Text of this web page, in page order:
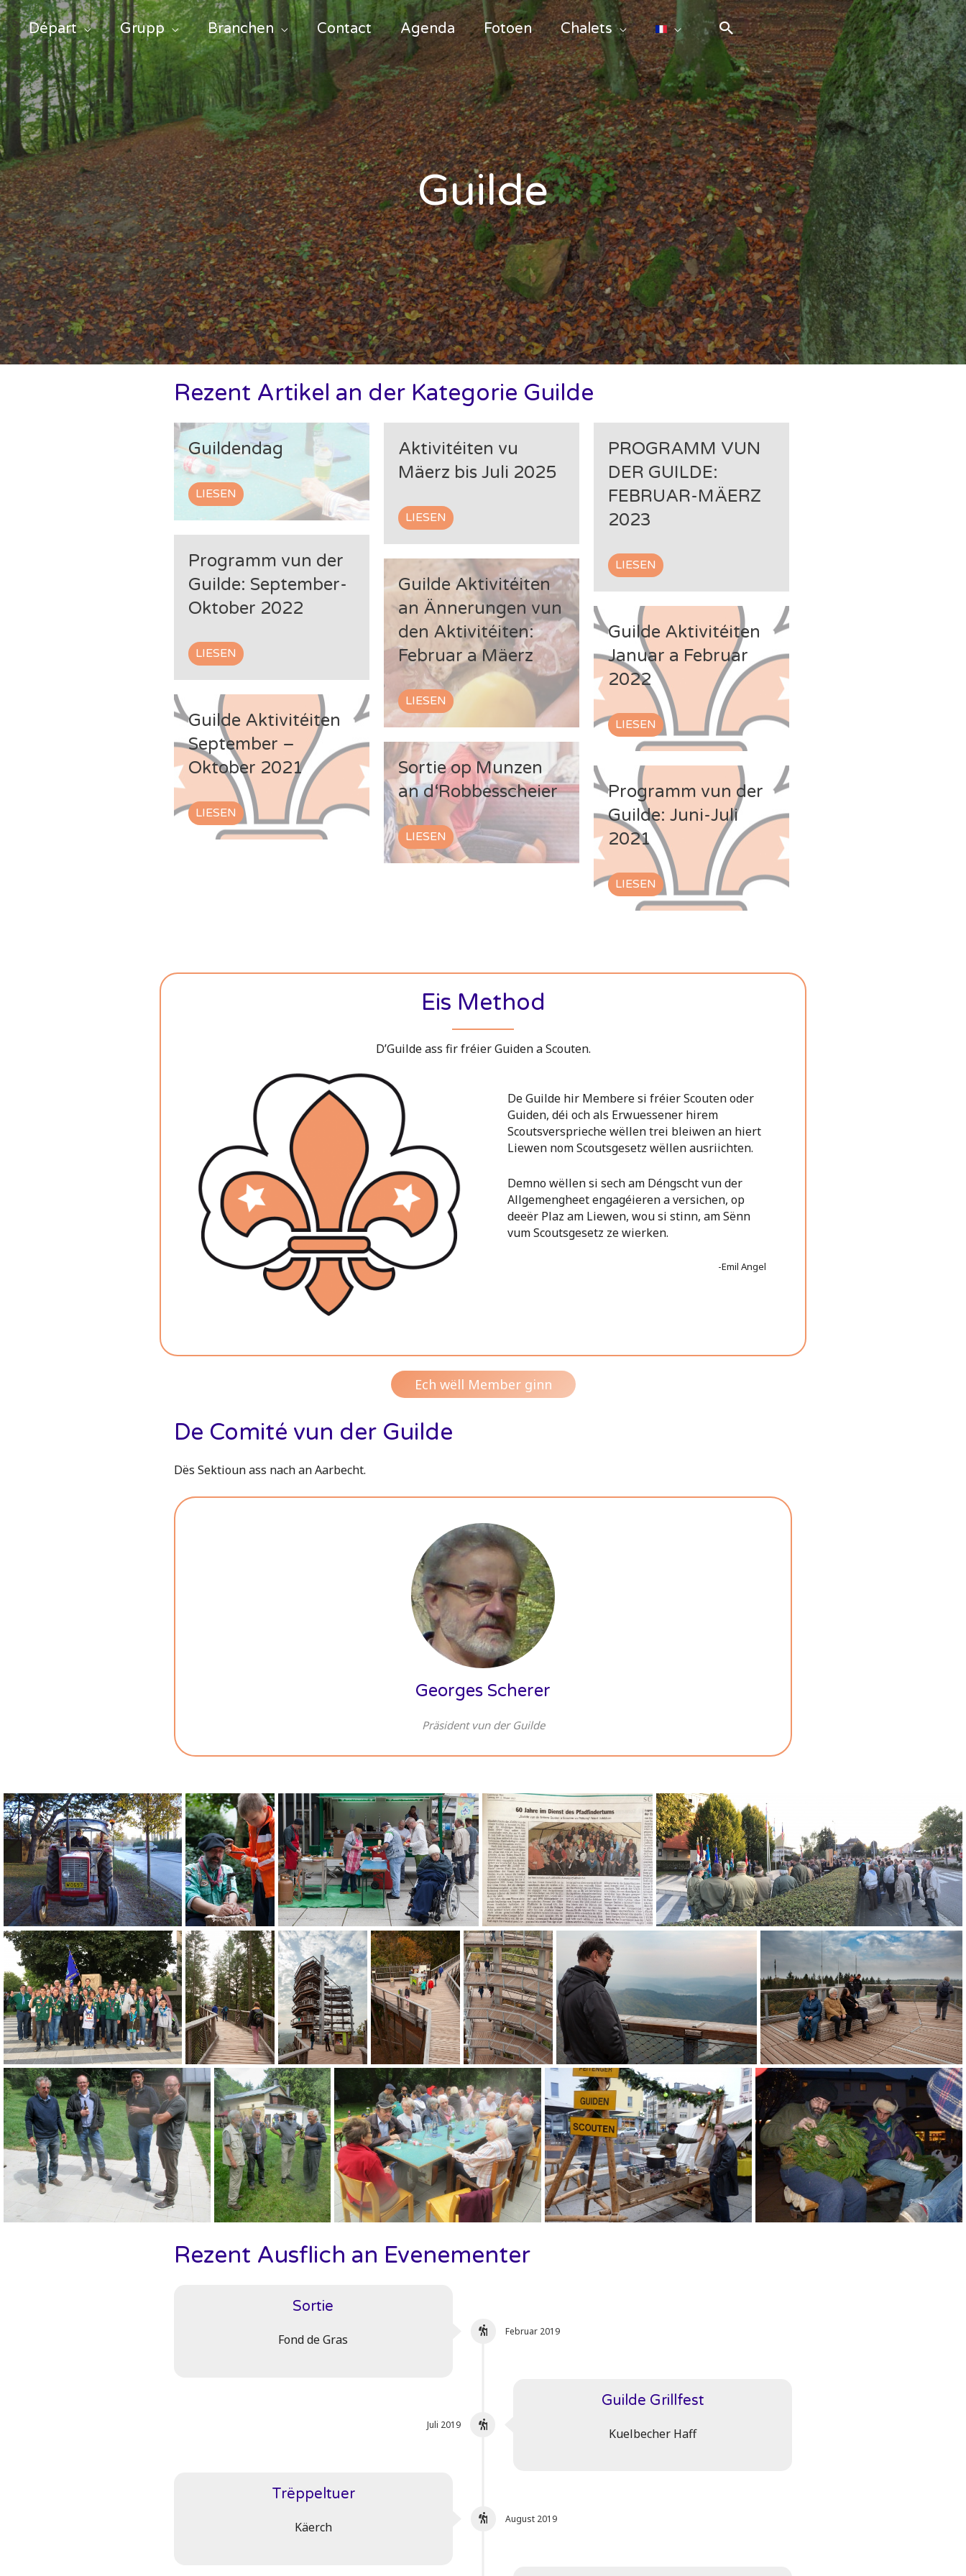
Départ Grupp Branchen Contact Agenda Fotoen Chalets
Guilde
Rezent Artikel an der Kategorie Guilde
Guildendag
LIESEN
Aktivitéiten vu
Mäerz bis Juli 2025
LIESEN
PROGRAMM VUN
DER GUILDE:
FEBRUAR-MÄERZ
2023
LIESEN
Programm vun der
Guilde: September-
Oktober 2022
LIESEN
Guilde Aktivitéiten
an Ännerungen vun
den Aktivitéiten:
Februar a Mäerz
LIESEN
Guilde Aktivitéiten
Januar a Februar
2022
LIESEN
Guilde Aktivitéiten
September –
Oktober 2021
LIESEN
Sortie op Munzen
an d‘Robbesscheier
LIESEN
Programm vun der
Guilde: Juni-Juli
2021
LIESEN
Eis Method
D’Guilde ass fir fréier Guiden a Scouten.
De Guilde hir Membere si fréier Scouten oder
Guiden, déi och als Erwuessener hirem
Scoutsversprieche wëllen trei bleiwen an hiert
Liewen nom Scoutsgesetz wëllen ausriichten.
Demno wëllen si sech am Déngscht vun der
Allgemengheet engagéieren a versichen, op
deeër Plaz am Liewen, wou si stinn, am Sënn
vum Scoutsgesetz ze wierken.
-Emil Angel
Ech wëll Member ginn
De Comité vun der Guilde
Dës Sektioun ass nach an Aarbecht.
Georges Scherer
Präsident vun der Guilde
Rezent Ausflich an Evenementer
Sortie
Fond de Gras
Februar 2019
Guilde Grillfest
Kuelbecher Haff
Juli 2019
Trëppeltuer
Käerch
August 2019